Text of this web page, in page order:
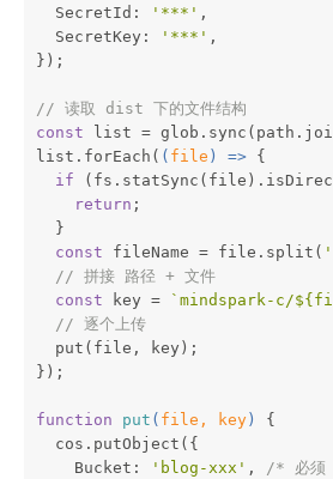
  SecretId:
'***' ,
  SecretKey:
'***' ,
});
// 读取 dist 下的文件结构
const list =
list.forEach( ( file ) => {
if
return ;
  }
const fileName = file.split(
// 拼接 路径 + 文件
const key = `mindspark-c/
// 逐个上传
  put(file, key);
});
function put ( file, key ) {
  cos.putObject({
    Bucket:
'blog-xxx' , /* 必